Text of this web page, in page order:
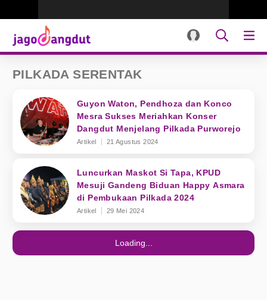
PILKADA SERENTAK
Guyon Waton, Pendhoza dan Konco
Mesra Sukses Meriahkan Konser
Dangdut Menjelang Pilkada Purworejo
Artikel 21 Agustus 2024
Luncurkan Maskot Si Tapa, KPUD
Mesuji Gandeng Biduan Happy Asmara
di Pembukaan Pilkada 2024
Artikel 29 Mei 2024
Loading...